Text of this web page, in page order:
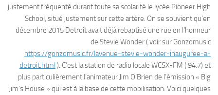
justement fréquenté durant toute sa scolarité le lycée Pioneer High
School, situé justement sur cette artère. On se souvient qu’en
décembre 2015 Detroit avait déjà rebaptisé une rue en l’honneur
de Stevie Wonder ( voir sur Gonzomusic
https://gonzomusic.fr/lavenue-stevie-wonder-inauguree-a-
detroit.html ). C’est la station de radio locale WCSX-FM ( 94.7) et
plus particulièrement l’animateur Jim O’Brien de l’émission « Big
Jim’s House » qui est à la base de cette mobilisation. Voici quelques